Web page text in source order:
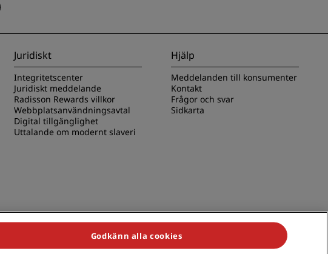
Juridiskt
Integritetscenter
Juridiskt meddelande
Radisson Rewards villkor
Webbplatsanvändningsavtal
Digital tillgänglighet
Uttalande om modernt slaveri
Hjälp
Meddelanden till konsumenter
Kontakt
Frågor och svar
Sidkarta
Godkänn alla cookies